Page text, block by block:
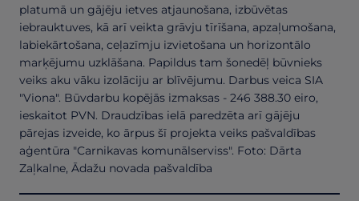
platumā un gājēju ietves atjaunošana, izbūvētas
iebrauktuves, kā arī veikta grāvju tīrīšana, apzaļumošana,
labiekārtošana, ceļazīmju izvietošana un horizontālo
marķējumu uzklāšana. Papildus tam šonedēļ būvnieks
veiks aku vāku izolāciju ar blīvējumu. Darbus veica SIA
"Viona". Būvdarbu kopējās izmaksas - 246 388.30 eiro,
ieskaitot PVN. Draudzības ielā paredzēta arī gājēju
pārejas izveide, ko ārpus šī projekta veiks pašvaldības
aģentūra "Carnikavas komunālserviss". Foto: Dārta
Zaļkalne, Ādažu novada pašvaldība